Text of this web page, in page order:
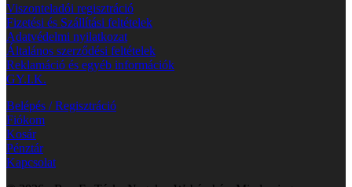
Viszonteladói regisztráció
Fizetési és Szállítási feltételek
Adatvédelmi nyilatkozat
Általános szerződési feltételek
Reklamáció és egyéb információk
GY.I.K.
Belépés / Regisztráció
Fiókom
Kosár
Pénztár
Kapcsolat